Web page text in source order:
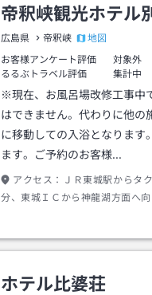
帝釈峡観光ホテル
広島県 帝釈峡
地図
お客様アンケート評価
対象外
るるぶトラベル評価
集計中
※現在、お風呂場改修工事中
はできません。代わりに他の
に移動しての入浴となります
ます。ご予約のお客様…
アクセス：
ＪＲ東城駅からタ
分、東城ＩＣから神龍湖方面へ向
ホテル比婆荘